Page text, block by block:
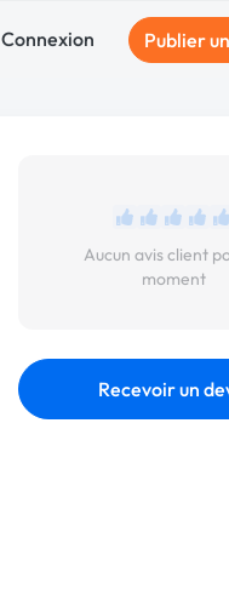
Connexion Publier
Aucun avis client
moment
Recevoir un